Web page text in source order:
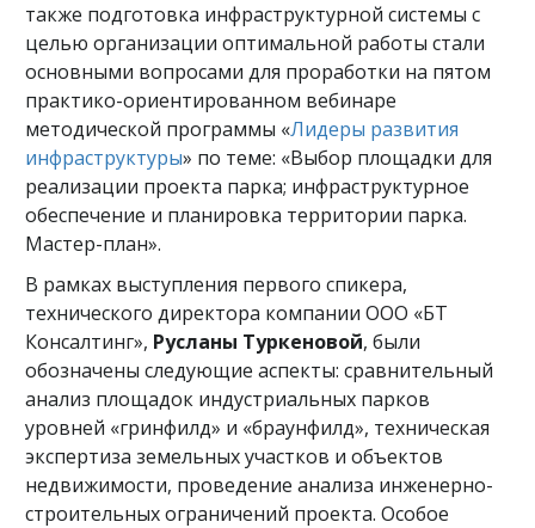
также подготовка инфраструктурной системы с
целью организации оптимальной работы стали
основными вопросами для проработки на пятом
практико-ориентированном вебинаре
методической программы «Лидеры развития
инфраструктуры» по теме: «Выбор площадки для
реализации проекта парка; инфраструктурное
обеспечение и планировка территории парка.
Мастер-план».
В рамках выступления первого спикера,
технического директора компании ООО «БТ
Консалтинг», Русланы Туркеновой, были
обозначены следующие аспекты: сравнительный
анализ площадок индустриальных парков
уровней «гринфилд» и «браунфилд», техническая
экспертиза земельных участков и объектов
недвижимости, проведение анализа инженерно-
строительных ограничений проекта. Особое